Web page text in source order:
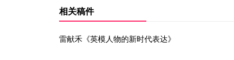
相关稿件
雷献禾《英模人物的新时代表达》